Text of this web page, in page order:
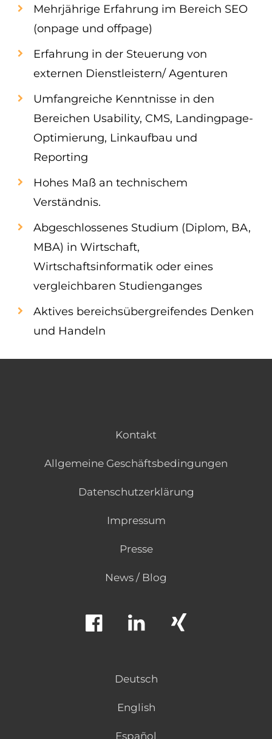
Mehrjährige Erfahrung im Bereich SEO
(onpage und offpage)
Erfahrung in der Steuerung von
externen Dienstleistern/ Agenturen
Umfangreiche Kenntnisse in den
Bereichen Usability, CMS, Landingpage-
Optimierung, Linkaufbau und
Reporting
Hohes Maß an technischem
Verständnis.
Abgeschlossenes Studium (Diplom, BA,
MBA) in Wirtschaft,
Wirtschaftsinformatik oder eines
vergleichbaren Studienganges
Aktives bereichsübergreifendes Denken
und Handeln
Kontakt
Allgemeine Geschäftsbedingungen
Datenschutzerklärung
Impressum
Presse
News / Blog
Deutsch
English
Español